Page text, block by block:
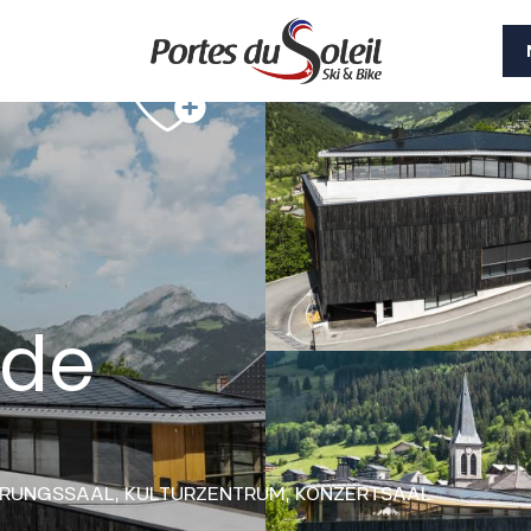
KULTURZENTRUM,KONZERTSAAL